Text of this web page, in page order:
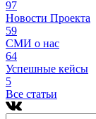
97
Новости Проекта
59
СМИ о нас
64
Успешные кейсы
5
Все статьи